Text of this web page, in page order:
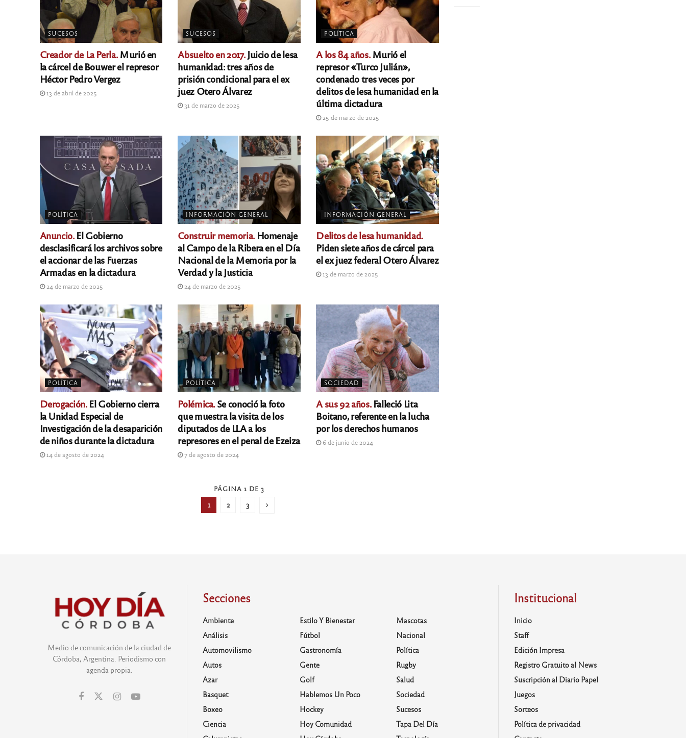
SUCESOS
Creador de La Perla.Murió en
la cárcel de Bouwer el represor
Héctor Pedro Vergez
13 de abril de 2025
SUCESOS
Absuelto en 2017.Juicio de lesa
humanidad: tres años de
prisión condicional para el ex
juez Otero Álvarez
31 de marzo de 2025
POLÍTICA
A los 84 años.Murió el
represor «Turco Julián»,
condenado tres veces por
delitos de lesa humanidad en la
última dictadura
25 de marzo de 2025
POLÍTICA
Anuncio.El Gobierno
desclasificará los archivos sobre
el accionar de las Fuerzas
Armadas en la dictadura
24 de marzo de 2025
INFORMACIÓN GENERAL
Construir memoria.Homenaje
al Campo de la Ribera en el Día
Nacional de la Memoria por la
Verdad y la Justicia
24 de marzo de 2025
INFORMACIÓN GENERAL
Delitos de lesa humanidad.
Piden siete años de cárcel para
el ex juez federal Otero Álvarez
13 de marzo de 2025
POLÍTICA
Derogación.El Gobierno cierra
la Unidad Especial de
Investigación de la desaparición
de niños durante la dictadura
14 de agosto de 2024
POLÍTICA
Polémica. Se conoció la foto
que muestra la visita de los
diputados de LLA a los
represores en el penal de Ezeiza
7 de agosto de 2024
SOCIEDAD
A sus 92 años.Falleció Lita
Boitano, referente en la lucha
por los derechos humanos
6 de junio de 2024
PÁGINA 1 DE 3
1 2 3
Medio de comunicación de la ciudad de
Córdoba, Argentina. Periodismo con
agenda propia.
Secciones
Ambiente
Análisis
Automovilismo
Autos
Azar
Basquet
Boxeo
Ciencia
Estilo Y Bienestar
Fútbol
Gastronomía
Gente
Golf
Hablemos Un Poco
Hockey
Hoy Comunidad
Mascotas
Nacional
Política
Rugby
Salud
Sociedad
Sucesos
Tapa Del Día
Institucional
Inicio
Staff
Edición Impresa
Registro Gratuito al News
Suscripción al Diario Papel
Juegos
Sorteos
Política de privacidad